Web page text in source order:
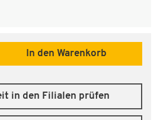
In den Warenkorb
in den Filialen prüfen